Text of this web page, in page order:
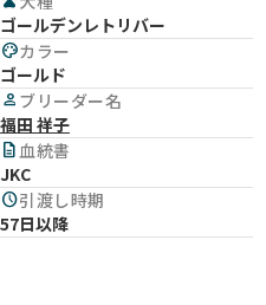
ゴールデンレトリバー
paletteカラー
ゴールド
person ブリーダー名
福田 祥子
description血統書
JKC
schedule引渡し時期
57日以降